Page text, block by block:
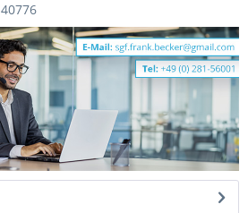
40776